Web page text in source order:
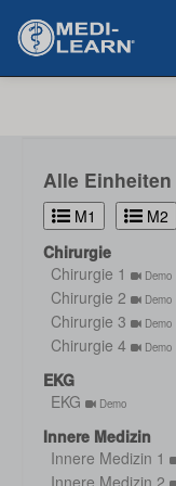
Alle Einheiten
M1 M2
Chirurgie
Chirurgie 1
Demo
Chirurgie 2 Demo
Chirurgie 3 Demo
Chirurgie 4 Demo
EKG
EKG
Demo
Innere Medizin
Innere Medizin 1
Innere Medizin 2